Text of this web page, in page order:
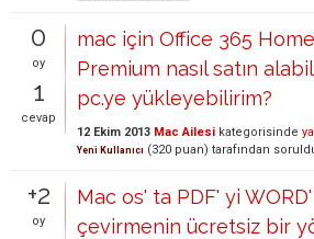
0
oy
1
cevap
mac için Office 365 Home
Premium nasıl satın
pc.ye yükleyebilirim?
12 Ekim 2013 Mac Ailesi kategorisinde
Yeni Kullanıcı (320 puan) tarafından
+2
oy
Mac os' ta PDF' yi
çevirmenin ücretsiz bir